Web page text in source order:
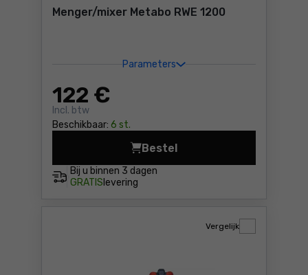
Menger/mixer Metabo RWE 1200
Parameters
122 €
Incl. btw
Beschikbaar: 6 st.
Bij u binnen 3 dagen
GRATIS levering
Bestel
Menger/mixer Metabo RWE
Vergelijk